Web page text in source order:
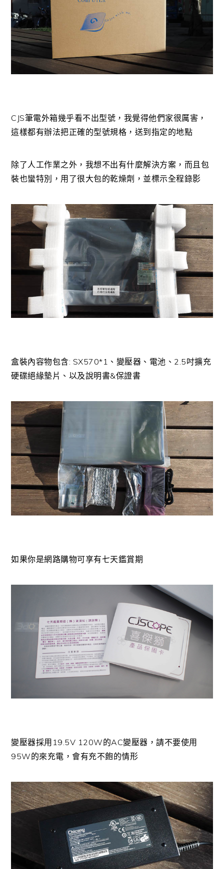
CJS筆電外箱幾乎看不出型號，我覺得他們家很厲害，
這樣都有辦法把正確的型號規格，送到指定的地點
除了人工作業之外，我想不出有什麼解決方案，而且包
裝也蠻特別，用了很大包的乾燥劑，並標示全程錄影
盒裝內容物包含: SX570*1、變壓器、電池、2.5吋擴充
硬碟絕緣墊片、以及說明書&保證書
如果你是網路購物可享有七天鑑賞期
變壓器採用19.5V 120W的AC變壓器，請不要使用
95W的來充電，會有充不飽的情形